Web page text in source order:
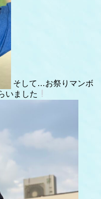
そして…お祭りマンボ
いました